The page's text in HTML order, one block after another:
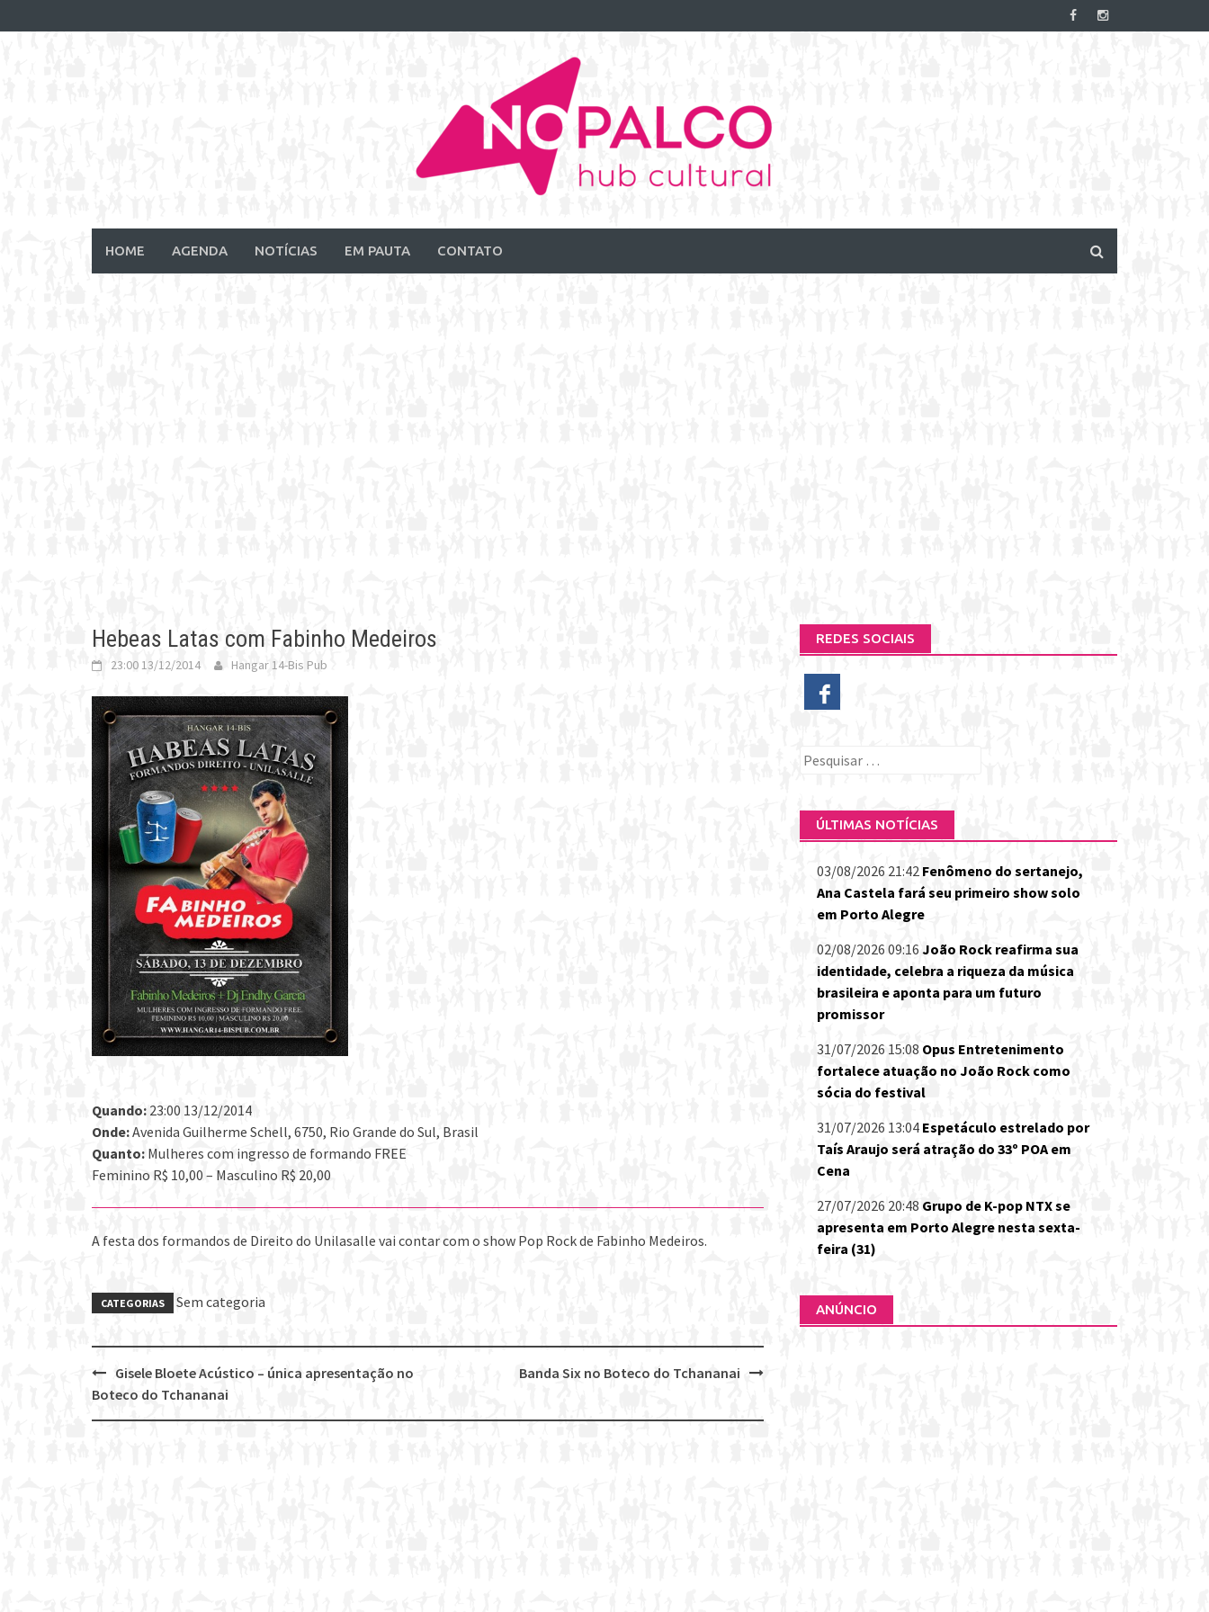
to
HOME AGENDA NOTÍCIAS EM PAUTA CONTATO
Hebeas Latas com Fabinho Medeiros
23:00 13/12/2014 Hangar 14-Bis Pub
Quando: 23:00 13/12/2014
Onde:Avenida Guilherme Schell, 6750, Rio Grande do Sul, Brasil
Quanto: Mulheres com ingresso de formando FREE
Feminino R$ 10,00 – Masculino R$ 20,00
A festa dos formandos de Direito do Unilasalle vai contar com o show Pop Rock de Fabinho Medeiros.
CATEGORIAS Sem categoria
Post
navigation
Banda Six no Boteco do Tchananai
Gisele Bloete Acústico – única apresentação no
Boteco do Tchananai
REDES SOCIAIS
Pesquisar
ÚLTIMAS NOTÍCIAS
03/08/2026 21:42 Fenômeno do sertanejo,
Ana Castela fará seu primeiro show solo
em Porto Alegre
02/08/2026 09:16 João Rock reafirma sua
identidade, celebra a riqueza da música
brasileira e aponta para um futuro
promissor
31/07/2026 15:08 Opus Entretenimento
fortalece atuação no João Rock como
sócia do festival
31/07/2026 13:04 Espetáculo estrelado por
Taís Araujo será atração do 33º POA em
Cena
27/07/2026 20:48 Grupo de K-pop NTX se
apresenta em Porto Alegre nesta sexta-
feira (31)
ANÚNCIO